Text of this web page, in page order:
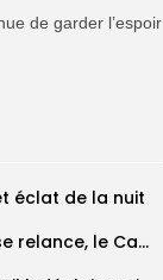
de garder l’espoir
éclat de la nuit
‎CAN Féminine 2026 : le Mali se relance, le Cameroun domine le...